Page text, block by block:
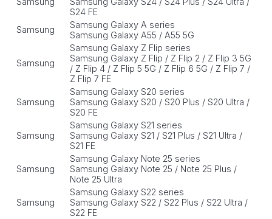
S24 FE
Samsung
Samsung Galaxy A series
Samsung Galaxy A55 / A55 5G
Samsung
Samsung Galaxy Z Flip series
Samsung Galaxy Z Flip / Z Flip 2 / Z Flip 3 5G
/ Z Flip 4 / Z Flip 5 5G / Z Flip 6 5G / Z Flip 7 /
Z Flip 7 FE
Samsung
Samsung Galaxy S20 series
Samsung Galaxy S20 / S20 Plus / S20 Ultra /
S20 FE
Samsung
Samsung Galaxy S21 series
Samsung Galaxy S21 / S21 Plus / S21 Ultra /
S21 FE
Samsung
Samsung Galaxy Note 25 series
Samsung Galaxy Note 25 / Note 25 Plus /
Note 25 Ultra
Samsung
Samsung Galaxy S22 series
Samsung Galaxy S22 / S22 Plus / S22 Ultra /
S22 FE